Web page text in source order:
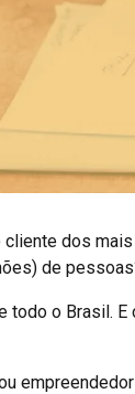
dos
de
o Brasil.